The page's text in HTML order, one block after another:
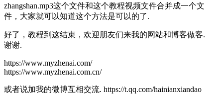
zhangshan.mp3这个文件和这个教程视频文件合并成一个文
件，大家就可以知道这个方法是可以的了.
好了，教程到这结束，欢迎朋友们来我的网站和博客做客.
谢谢.
https://www.myzhenai.com/
https://www.myzhenai.com.cn/
或者说加我的微博互相交流. https://t.qq.com/hainianxiandao